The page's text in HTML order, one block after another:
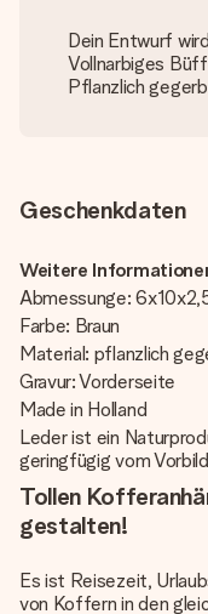
Dein Entwurf
Vollnarbiges
Pflanzlich
Geschenkdaten
Weitere
Abmessunge:
Farbe: Braun
Material: pflanzlich
Gravur: Vorderseite
Made in Holland
Leder ist ein
geringfügig vom
Tollen
gestalten!
Es ist Reisezeit,
von Koffern in den